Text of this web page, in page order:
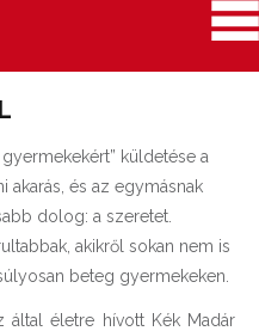
küldetése a
akarás, és az egymásnak
dolog: a szeretet.
akikről sokan nem is
beteg gyermekeken.
által életre hívott Kék Madár